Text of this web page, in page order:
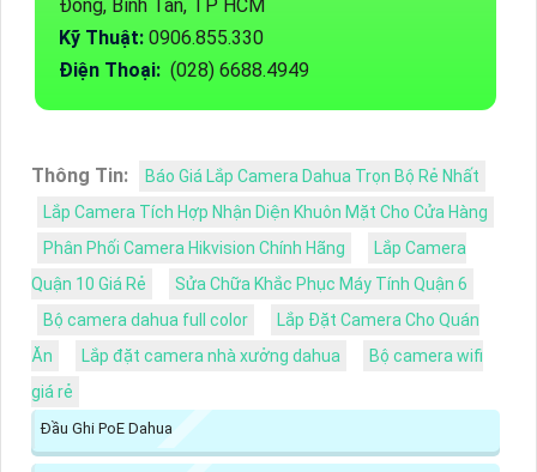
Đông, Bình Tân, TP HCM
Kỹ Thuật: 0906.855.330
Điện Thoại: (028) 6688.4949
Thông Tin:
Báo Giá Lắp Camera Dahua Trọn Bộ Rẻ Nhất
Lắp Camera Tích Hợp Nhận Diện Khuôn Mặt Cho Cửa Hàng
Phân Phối Camera Hikvision Chính Hãng
Lắp Camera
Quận 10 Giá Rẻ
Sửa Chữa Khắc Phục Máy Tính Quận 6
Bộ camera dahua full color
Lắp Đặt Camera Cho Quán
Ăn
Lắp đặt camera nhà xưởng dahua
Bộ camera wifi
giá rẻ
Đầu Ghi PoE Dahua